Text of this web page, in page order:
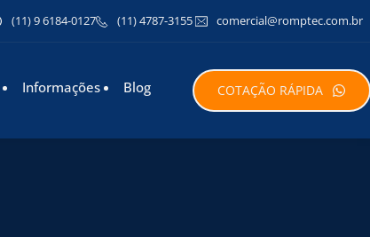
(11) 9 6184-0127 (11) 4787-3155 comercial@romptec.com.br
Informações Blog COTAÇÃO RÁPIDA